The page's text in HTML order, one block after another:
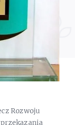
Rozwoju